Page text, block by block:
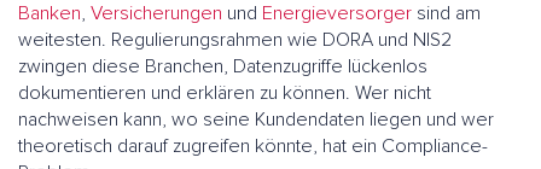
Banken, Versicherungen und Energieversorger sind am
weitesten. Regulierungsrahmen wie DORA und NIS2
zwingen diese Branchen, Datenzugriffe lückenlos
dokumentieren und erklären zu können. Wer nicht
nachweisen kann, wo seine Kundendaten liegen und wer
theoretisch darauf zugreifen könnte, hat ein Compliance-